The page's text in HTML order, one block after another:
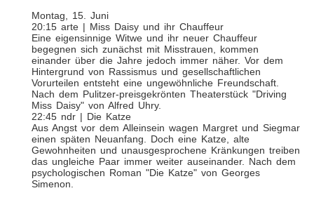
Montag, 15. Juni
20:15 arte | Miss Daisy und ihr Chauffeur
Eine eigensinnige Witwe und ihr neuer Chauffeur
begegnen sich zunächst mit Misstrauen, kommen
einander über die Jahre jedoch immer näher. Vor dem
Hintergrund von Rassismus und gesellschaftlichen
Vorurteilen entsteht eine ungewöhnliche Freundschaft.
Nach dem Pulitzer-preisgekrönten Theaterstück "Driving
Miss Daisy" von Alfred Uhry.
22:45 ndr | Die Katze
Aus Angst vor dem Alleinsein wagen Margret und Siegmar
einen späten Neuanfang. Doch eine Katze, alte
Gewohnheiten und unausgesprochene Kränkungen treiben
das ungleiche Paar immer weiter auseinander. Nach dem
psychologischen Roman "Die Katze" von Georges
Simenon.